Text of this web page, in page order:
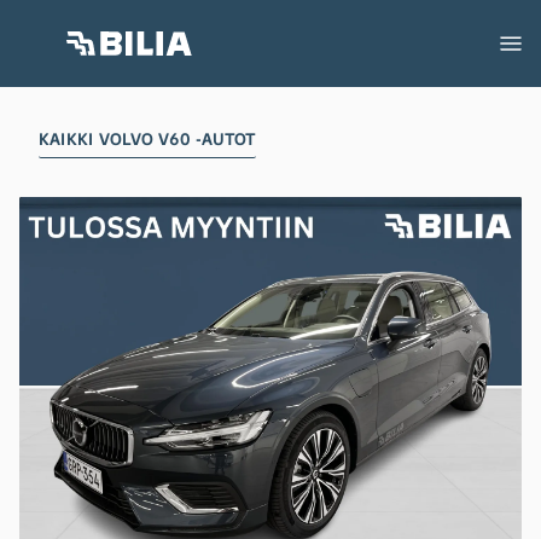
KAIKKI VOLVO V60 -AUTOT